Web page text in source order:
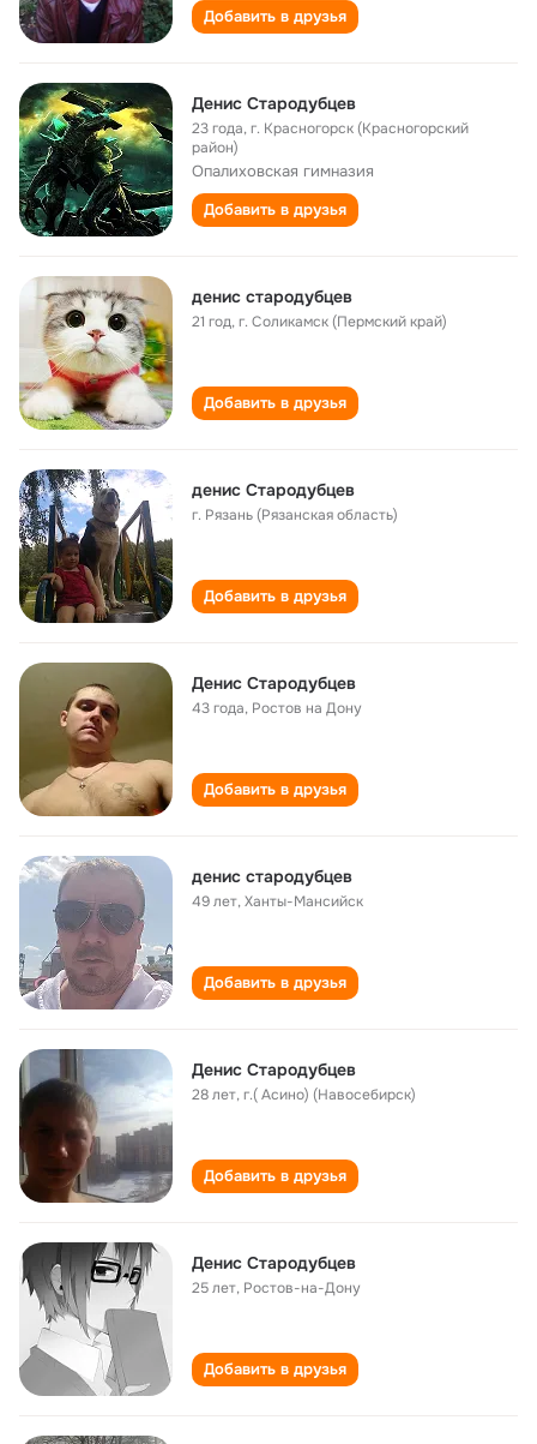
Добавить в друзья
Денис Стародубцев
23 года,г. Красногорск (Красногорский
район)
Опалиховская гимназия
Добавить в друзья
денис стародубцев
21 год,г. Соликамск (Пермский край)
Добавить в друзья
денис Стародубцев
г. Рязань (Рязанская область)
Добавить в друзья
Денис Стародубцев
43 года, Ростов на Дону
Добавить в друзья
денис стародубцев
49 лет,Ханты-Мансийск
Добавить в друзья
Денис Стародубцев
28 лет,г.( Асино) (Навосебирск)
Добавить в друзья
Денис Стародубцев
25 лет, Ростов-на-Дону
Добавить в друзья